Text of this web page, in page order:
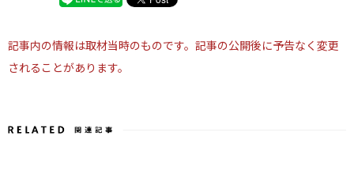
記事内の情報は取材当時のものです。記事の公開後に予告なく変更
されることがあります。